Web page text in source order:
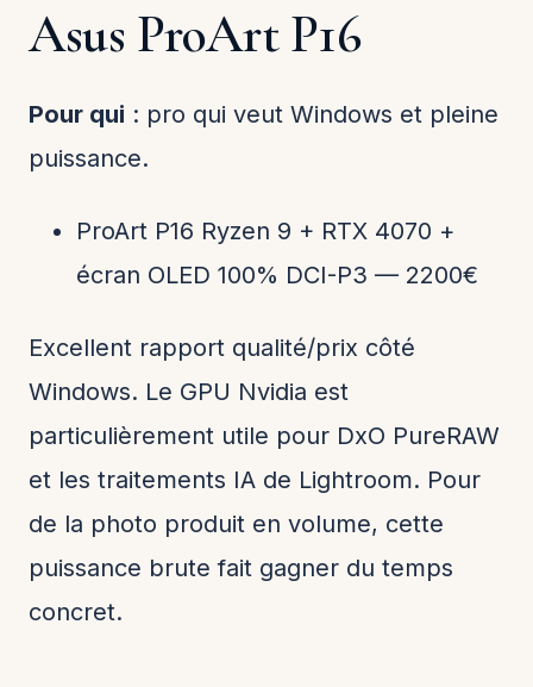
Asus ProArt P16
Pour qui : pro qui veut Windows et pleine
puissance.
ProArt P16 Ryzen 9 + RTX 4070 +
écran OLED 100% DCI-P3 — 2200€
Excellent rapport qualité/prix côté
Windows. Le GPU Nvidia est
particulièrement utile pour DxO PureRAW
et les traitements IA de Lightroom. Pour
de la photo produit en volume, cette
puissance brute fait gagner du temps
concret.